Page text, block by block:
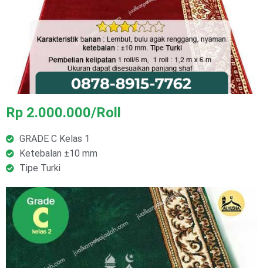
Rp 2.000.000/Roll
GRADE C Kelas 1
Ketebalan ±10 mm
Tipe Turki